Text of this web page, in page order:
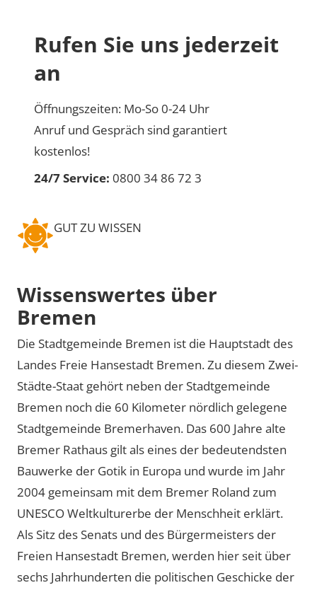
Rufen Sie uns jederzeit
an
Öffnungszeiten: Mo-So 0-24 Uhr
Anruf und Gespräch sind garantiert
kostenlos!
24/7 Service: 0800 34 86 72 3
GUT ZU WISSEN
Wissenswertes über
Bremen
Die Stadtgemeinde Bremen ist die Hauptstadt des
Landes Freie Hansestadt Bremen. Zu diesem Zwei-
Städte-Staat gehört neben der Stadtgemeinde
Bremen noch die 60 Kilometer nördlich gelegene
Stadtgemeinde Bremerhaven. Das 600 Jahre alte
Bremer Rathaus gilt als eines der bedeutendsten
Bauwerke der Gotik in Europa und wurde im Jahr
2004 gemeinsam mit dem Bremer Roland zum
UNESCO Weltkulturerbe der Menschheit erklärt.
Als Sitz des Senats und des Bürgermeisters der
Freien Hansestadt Bremen, werden hier seit über
sechs Jahrhunderten die politischen Geschicke der